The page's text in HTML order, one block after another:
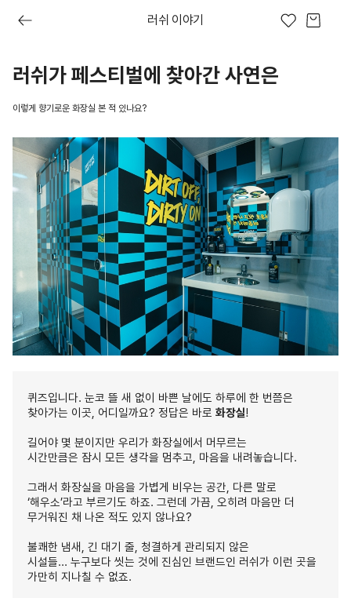
러쉬 이야기
러쉬가 페스티벌에 찾아간 사연은
이렇게 향기로운 화장실 본 적 있나요?
퀴즈입니다. 눈코 뜰 새 없이 바쁜 날에도하루에 한 번쯤은
찾아가는 이곳, 어디일까요? 정답은 바로화장실!
길어야 몇 분이지만 우리가 화장실에서 머무르는
시간만큼은 잠시 모든 생각을 멈추고, 마음을 내려놓습니다.
그래서 화장실을 마음을 가볍게 비우는 공간, 다른 말로
‘해우소’라고 부르기도 하죠.그런데 가끔, 오히려 마음만 더
무거워진 채 나온 적도 있지 않나요?
불쾌한 냄새, 긴 대기 줄, 청결하게 관리되지 않은
시설들…누구보다 씻는 것에 진심인 브랜드인 러쉬가 이런 곳을
가만히 지나칠 수 없죠.
프레쉬 오늘 러쉬디어 상품권